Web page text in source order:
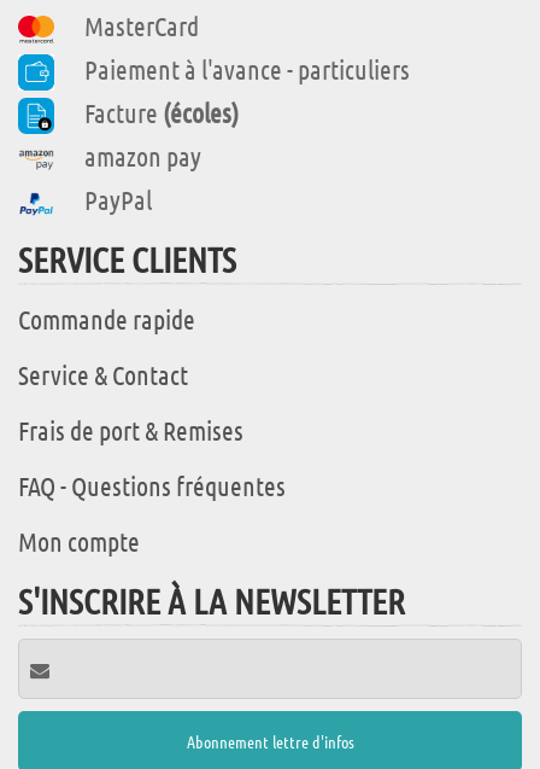
MasterCard
Paiement à l'avance - particuliers
Facture (écoles)
amazon pay
PayPal
SERVICE CLIENTS
Commande rapide
Service & Contact
Frais de port & Remises
FAQ - Questions fréquentes
Mon compte
S'INSCRIRE À LA NEWSLETTER